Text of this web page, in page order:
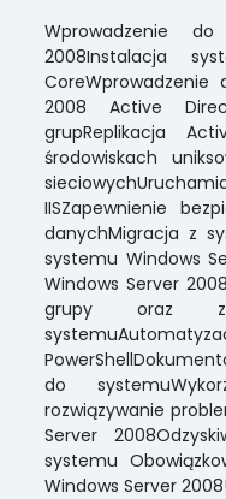
Wprowadzenie
2008Instalacja
CoreWprowadzenie
2008 Active
grupReplikacja
środowiskach
IISZapewnienie
danychMigracja z
systemu Windows
Windows Server
grupy oraz
do
rozwiązywanie
Server
systemu
Windows Server 2008!